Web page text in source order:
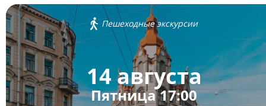
Пешеходные экскурсии
14 августа
Пятница 17:00